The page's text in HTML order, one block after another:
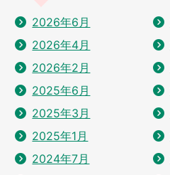
2026年6月
2026年4月
2026年2月
2025年6月
2025年3月
2025年1月
2024年7月